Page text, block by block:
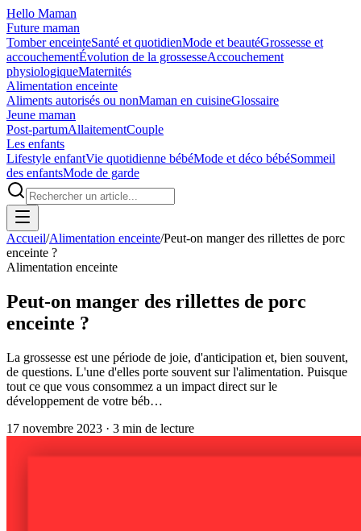
Hello Maman
Future maman
Tomber enceinteSanté et quotidienMode et beautéGrossesse et
accouchementÉvolution de la grossesseAccouchement
physiologiqueMaternités
Alimentation enceinte
Aliments autorisés ou nonMaman en cuisineGlossaire
Jeune maman
Post-partumAllaitementCouple
Les enfants
Lifestyle enfantVie quotidienne bébéMode et déco bébéSommeil
des enfantsMode de garde
Accueil/Alimentation enceinte/Peut-on manger des rillettes de porc
enceinte ?
Alimentation enceinte
Peut-on manger des rillettes de porc
enceinte ?
La grossesse est une période de joie, d'anticipation et, bien souvent,
de questions. L'une d'elles porte souvent sur l'alimentation. Puisque
tout ce que vous consommez a un impact direct sur le
développement de votre béb…
17 novembre 2023 · 3 min de lecture